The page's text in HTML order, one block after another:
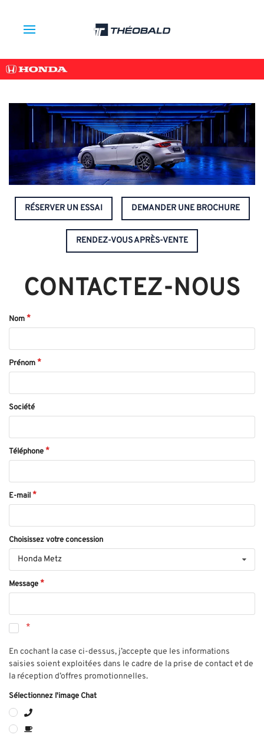
RÉSERVER UN ESSAI DEMANDER UNE BROCHURE
RENDEZ-VOUS APRÈS-VENTE
CONTACTEZ-NOUS
Nom
Prénom
Société
Téléphone
E-mail
Choisissez votre concession
Honda Metz
Message
En cochant la case ci-dessus, j’accepte que les informations
saisies soient exploitées dans le cadre de la prise de contact et de
la réception d’offres promotionnelles.
Sélectionnez l'image Chat